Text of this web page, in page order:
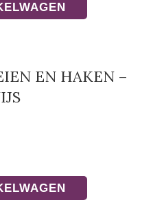
EN HAKEN –